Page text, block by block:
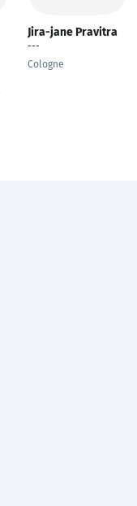
Jira-jane Pravitra
---
Cologne